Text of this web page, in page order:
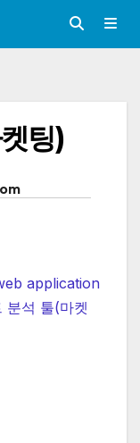
팅)
application
분석 툴(마켓